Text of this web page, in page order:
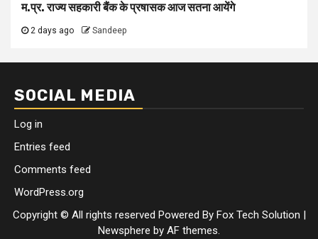
म.प्र. राज्य सहकारी बैंक के प्रषासक आज सतना आयेंगे
2 days ago Sandeep
SOCIAL MEDIA
Log in
Entries feed
Comments feed
WordPress.org
Copyright © All rights reserved Powered By Fox Tech Solution |
Newsphere by AF themes.